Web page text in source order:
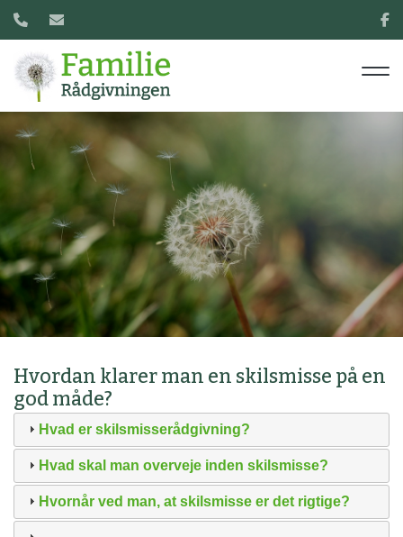
Gå
hovedindhold
Hvordan klarer man en skilsmisse på en
god måde?
Hvad er skilsmisserådgivning?
Hvad skal man overveje inden skilsmisse?
Hvornår ved man, at skilsmisse er det rigtige?